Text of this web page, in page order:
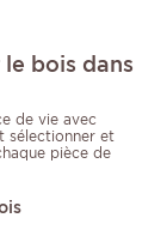
bois dans
de vie avec
sélectionner et
pièce de